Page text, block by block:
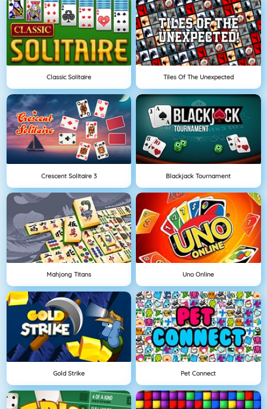
Classic Solitaire Tiles Of The Unexpected
Crescent Solitaire 3 Blackjack Tournament
Mahjong Titans Uno Online
Gold Strike Pet Connect